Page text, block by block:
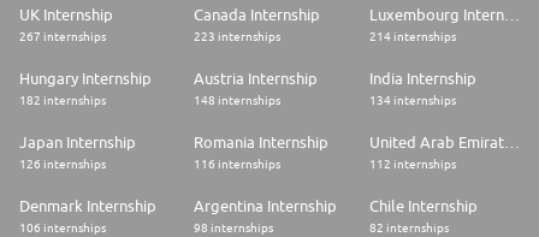
seit mehr als 150 Jahren für innovative Spitzenleistungen und ist einer
der größten Reifenhersteller weltweit. Im Geschäftsjahr 2025 erzielte der
Unternehmensbereich Tires einen Umsatz von 13,8 Milliarden Euro.
Weltweit beschäftigt Continental in ihrem Reifenbereich mehr als 55.000
Mitarbeiterinnen und Mitarbeiter und verfügt über 19 Produktions- und
16 Entwicklungsstandorte. Read more Read less
UK Internship
267 internships
Canada Internship
223 internships
Luxembourg Internship
214 internships
Hungary Internship
182 internships
Austria Internship
148 internships
India Internship
134 internships
Japan Internship
126 internships
Romania Internship
116 internships
United Arab Emirates Internship
112 internships
Denmark Internship
106 internships
Argentina Internship
98 internships
Chile Internship
82 internships